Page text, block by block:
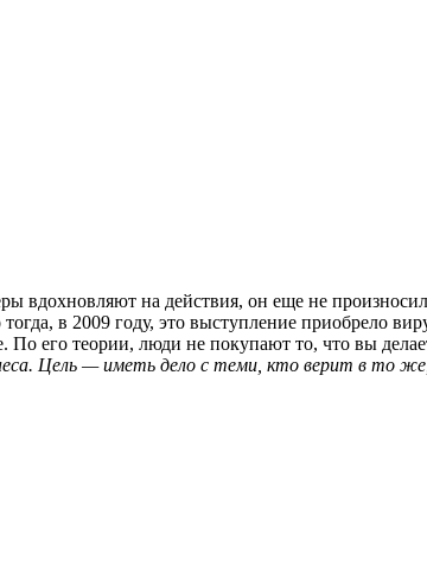
вдохновляют на действия, он еще не
в 2009 году, это выступление приобрело
его теории, люди не покупают то, что вы
Цель — иметь дело с теми, кто верит в то